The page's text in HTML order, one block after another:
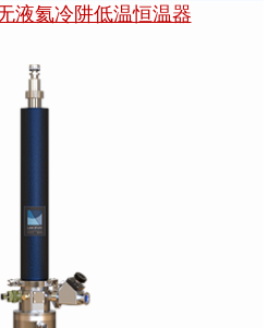
液氦冷阱低温恒温器